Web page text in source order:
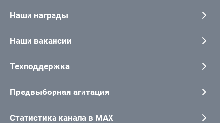
Наши награды
Наши вакансии
Техподдержка
Предвыборная агитация
Статистика канала в MAX